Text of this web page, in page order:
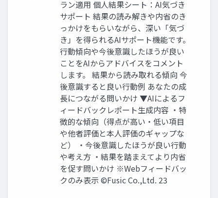
ラン適用 個人結果シート：AI気づき
サポート 結果の読み解きや内省のき
っかけをもらいながら、深い「気づ
き」を得られるAIサポート機能です。
行動傾向や今後意識したほうが良い
ことをAIからアドバイスをコメント
します。 結果から読み取れる傾向 今
後意識すると良い行動例 あなたの成
長につながる問いかけ ▼AIによるフ
ィードバックレポート生成内容 ・特
徴的な傾向（得点が高い・低い項目
や他者評価と本人評価のギャップな
ど） ・今後意識したほうが良い行動
や考え方 ・結果を踏まえてより内省
を促す問いかけ ※Webフィードバッ
クのみ表示 ©️Fusic Co.,Ltd. 23